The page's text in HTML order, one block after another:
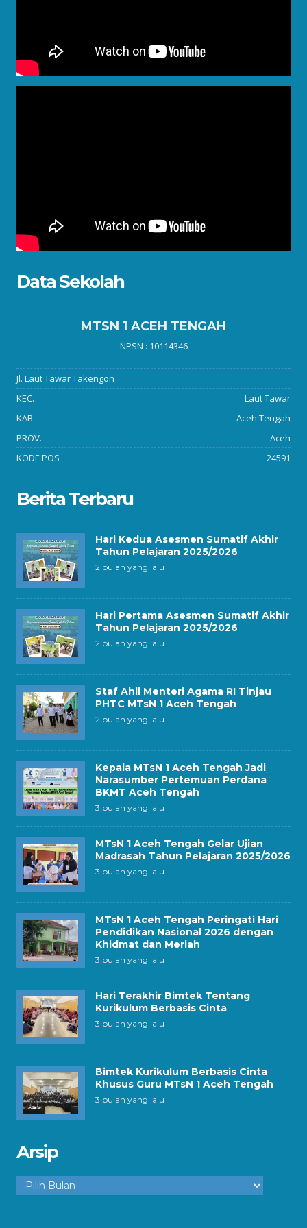
Data Sekolah
MTSN 1 ACEH TENGAH
NPSN : 10114346
Jl. Laut Tawar Takengon
KEC.
Laut Tawar
KAB.
Aceh Tengah
PROV.
Aceh
KODE POS
24591
Berita Terbaru
Hari Kedua Asesmen Sumatif Akhir
Tahun Pelajaran 2025/2026
2 bulan yang lalu
Hari Pertama Asesmen Sumatif Akhir
Tahun Pelajaran 2025/2026
2 bulan yang lalu
Staf Ahli Menteri Agama RI Tinjau
PHTC MTsN 1 Aceh Tengah
2 bulan yang lalu
Kepala MTsN 1 Aceh Tengah Jadi
Narasumber Pertemuan Perdana
BKMT Aceh Tengah
3 bulan yang lalu
MTsN 1 Aceh Tengah Gelar Ujian
Madrasah Tahun Pelajaran 2025/2026
3 bulan yang lalu
MTsN 1 Aceh Tengah Peringati Hari
Pendidikan Nasional 2026 dengan
Khidmat dan Meriah
3 bulan yang lalu
Hari Terakhir Bimtek Tentang
Kurikulum Berbasis Cinta
3 bulan yang lalu
Bimtek Kurikulum Berbasis Cinta
Khusus Guru MTsN 1 Aceh Tengah
3 bulan yang lalu
Arsip
Arsip